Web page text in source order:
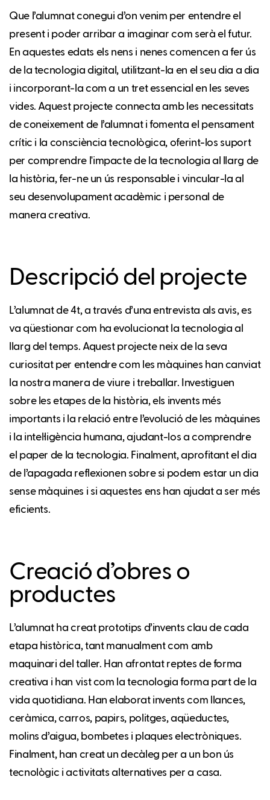
Que l’alumnat conegui d’on venim per entendre el
present i poder arribar a imaginar com serà el futur.
En aquestes edats els nens i nenes comencen a fer ús
de la tecnologia digital, utilitzant-la en el seu dia a dia
i incorporant-la com a un tret essencial en les seves
vides. Aquest projecte connecta amb les necessitats
de coneixement de l’alumnat i fomenta el pensament
crític i la consciència tecnològica, oferint-los suport
per comprendre l'impacte de la tecnologia al llarg de
la història, fer-ne un ús responsable i vincular-la al
seu desenvolupament acadèmic i personal de
manera creativa.
Descripció del projecte
L’alumnat de 4t, a través d’una entrevista als avis, es
va qüestionar com ha evolucionat la tecnologia al
llarg del temps. Aquest projecte neix de la seva
curiositat per entendre com les màquines han canviat
la nostra manera de viure i treballar. Investiguen
sobre les etapes de la història, els invents més
importants i la relació entre l’evolució de les màquines
i la intel·ligència humana, ajudant-los a comprendre
el paper de la tecnologia. Finalment, aprofitant el dia
de l’apagada reflexionen sobre si podem estar un dia
sense màquines i si aquestes ens han ajudat a ser més
eficients.
Creació d’obres o
productes
L’alumnat ha creat prototips d’invents clau de cada
etapa històrica, tant manualment com amb
maquinari del taller. Han afrontat reptes de forma
creativa i han vist com la tecnologia forma part de la
vida quotidiana. Han elaborat invents com llances,
ceràmica, carros, papirs, politges, aqüeductes,
molins d’aigua, bombetes i plaques electròniques.
Finalment, han creat un decàleg per a un bon ús
tecnològic i activitats alternatives per a casa.